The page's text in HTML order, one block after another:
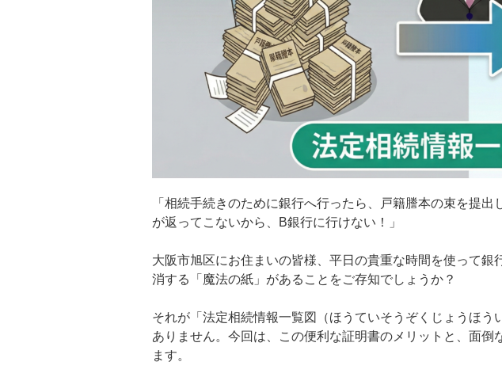
「相続手続きのために銀行へ行ったら、戸籍謄本の束を提
が返ってこないから、B銀行に行けない！」
大阪市旭区にお住まいの皆様、平日の貴重な時間を使って
消する「魔法の紙」があることをご存知でしょうか？
それが「法定相続情報一覧図（ほうていそうぞくじょうほ
ありません。今回は、この便利な証明書のメリットと、面
ます。